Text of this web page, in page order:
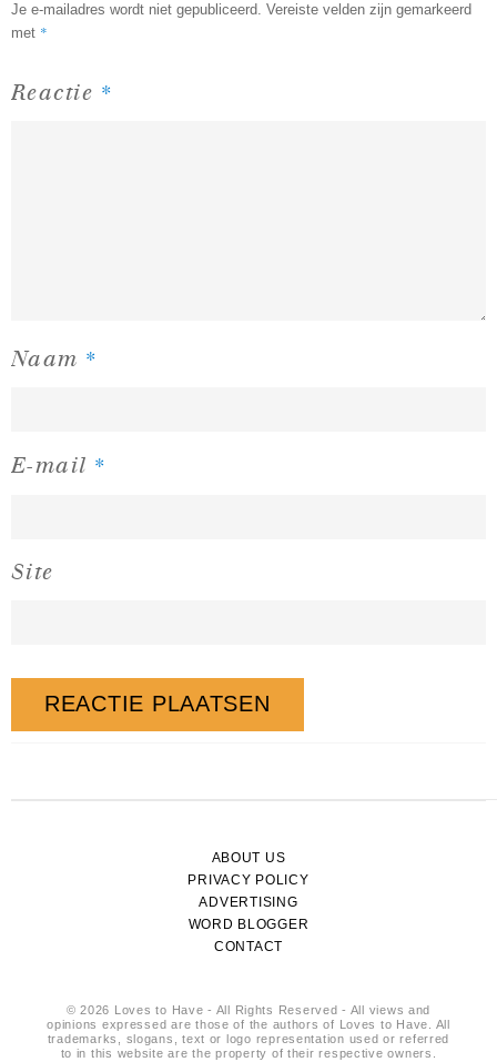
Je e-mailadres wordt niet gepubliceerd. Vereiste velden zijn gemarkeerd
met *
Reactie *
Naam *
E-mail *
Site
ABOUT US
PRIVACY POLICY
ADVERTISING
WORD BLOGGER
CONTACT
© 2026 Loves to Have - All Rights Reserved - All views and
opinions expressed are those of the authors of Loves to Have. All
trademarks, slogans, text or logo representation used or referred
to in this website are the property of their respective owners.